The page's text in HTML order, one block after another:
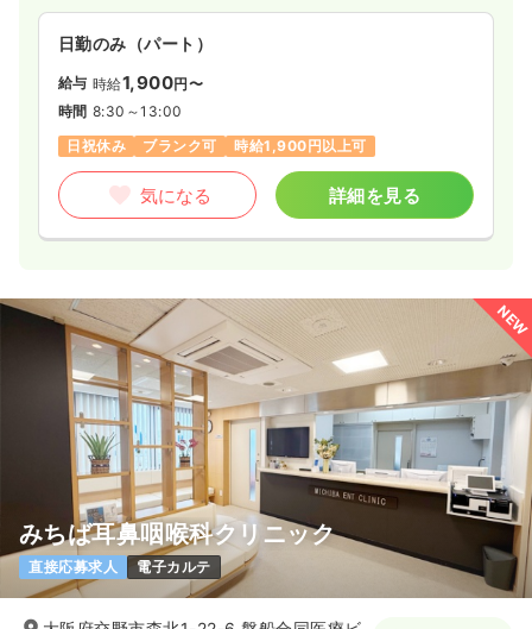
日勤のみ（パート）
給与 時給1,900円〜
時間 8:30～13:00
日祝休み
ブランク可 時給1,900円以上可
気になる 詳細を見る
NEW
みちば耳鼻咽喉科クリニック
直接応募求人 電子カルテ